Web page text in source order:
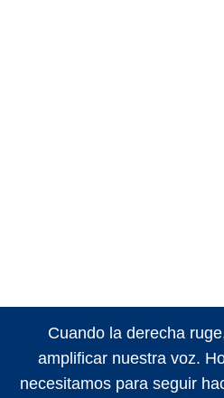
Cuando la derecha
amplificar nuestra voz.
necesitamos para seguir